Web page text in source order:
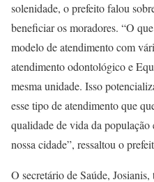
solenidade, o prefeito falou
beneficiar os moradores. “O
modelo de atendimento com
atendimento odontológico e
mesma unidade. Isso
esse tipo de atendimento que
qualidade de vida da população
nossa cidade”, ressaltou o
O secretário de Saúde,